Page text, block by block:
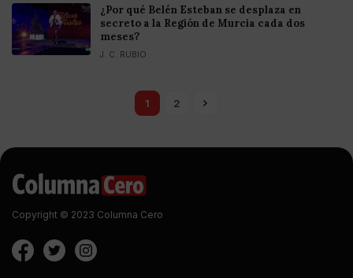
¿Por qué Belén Esteban se desplaza en
secreto a la Región de Murcia cada dos
meses?
J. C. RUBIO
1 2
Copyright © 2023 Columna Cero